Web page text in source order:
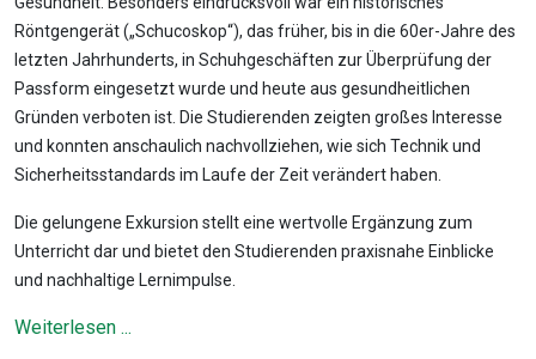
Röntgengerät („Schucoskop“), das früher, bis in die 60er-Jahre des
letzten Jahrhunderts, in Schuhgeschäften zur Überprüfung der
Passform eingesetzt wurde und heute aus gesundheitlichen
Gründen verboten ist. Die Studierenden zeigten großes Interesse
und konnten anschaulich nachvollziehen, wie sich Technik und
Sicherheitsstandards im Laufe der Zeit verändert haben.
Die gelungene Exkursion stellt eine wertvolle Ergänzung zum
Unterricht dar und bietet den Studierenden praxisnahe Einblicke
und nachhaltige Lernimpulse.
Weiterlesen ...